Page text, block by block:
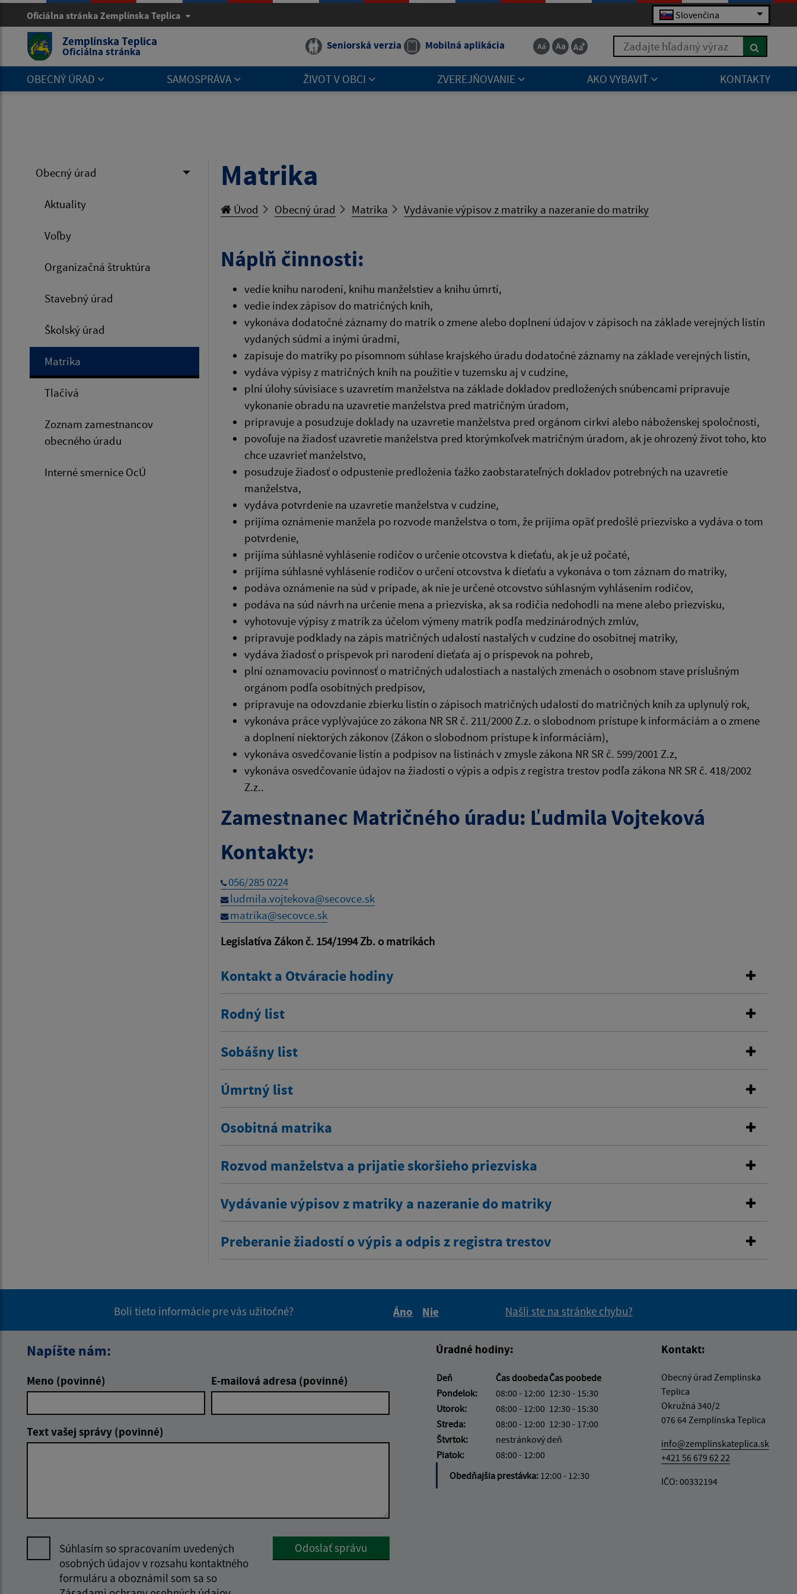
Oficiálna stránka Zemplínska Teplica Slovenčina
Zemplínska Teplica
Oficiálna stránka Seniorská verzia Mobilná aplikácia Zadajte hľadaný výraz
OBECNÝ ÚRAD SAMOSPRÁVA ŽIVOT V OBCI ZVEREJŇOVANIE AKO VYBAVIŤ KONTAKTY
Obecný úrad
Aktuality
Voľby
Organizačná štruktúra
Stavebný úrad
Školský úrad
Matrika
Tlačivá
Zoznam zamestnancov
obecného úradu
Interné smernice OcÚ
Matrika
Úvod Obecný úrad Matrika Vydávanie výpisov z matriky a nazeranie do matriky
Náplň činnosti:
vedie knihu narodení, knihu manželstiev a knihu úmrtí,
vedie index zápisov do matričných kníh,
vykonáva dodatočné záznamy do matrík o zmene alebo doplnení údajov v zápisoch na základe verejných listín
vydaných súdmi a inými úradmi,
zapisuje do matriky po písomnom súhlase krajského úradu dodatočné záznamy na základe verejných listín,
vydáva výpisy z matričných kníh na použitie v tuzemsku aj v cudzine,
plní úlohy súvisiace s uzavretím manželstva na základe dokladov predložených snúbencami pripravuje
vykonanie obradu na uzavretie manželstva pred matričným úradom,
pripravuje a posudzuje doklady na uzavretie manželstva pred orgánom cirkvi alebo náboženskej spoločnosti,
povoľuje na žiadosť uzavretie manželstva pred ktorýmkoľvek matričným úradom, ak je ohrozený život toho, kto
chce uzavrieť manželstvo,
posudzuje žiadosť o odpustenie predloženia ťažko zaobstarateľných dokladov potrebných na uzavretie
manželstva,
vydáva potvrdenie na uzavretie manželstva v cudzine,
prijíma oznámenie manžela po rozvode manželstva o tom, že prijíma opäť predošlé priezvisko a vydáva o tom
potvrdenie,
prijíma súhlasné vyhlásenie rodičov o určenie otcovstva k dieťaťu, ak je už počaté,
prijíma súhlasné vyhlásenie rodičov o určení otcovstva k dieťaťu a vykonáva o tom záznam do matriky,
podáva oznámenie na súd v prípade, ak nie je určené otcovstvo súhlasným vyhlásením rodičov,
podáva na súd návrh na určenie mena a priezviska, ak sa rodičia nedohodli na mene alebo priezvisku,
vyhotovuje výpisy z matrík za účelom výmeny matrík podľa medzinárodných zmlúv,
pripravuje podklady na zápis matričných udalostí nastalých v cudzine do osobitnej matriky,
vydáva žiadosť o príspevok pri narodení dieťaťa aj o príspevok na pohreb,
plní oznamovaciu povinnosť o matričných udalostiach a nastalých zmenách o osobnom stave príslušným
orgánom podľa osobitných predpisov,
pripravuje na odovzdanie zbierku listín o zápisoch matričných udalostí do matričných kníh za uplynulý rok,
vykonáva práce vyplývajúce zo zákona NR SR č. 211/2000 Z.z. o slobodnom prístupe k informáciám a o zmene
a doplnení niektorých zákonov (Zákon o slobodnom prístupe k informáciám),
vykonáva osvedčovanie listín a podpisov na listinách v zmysle zákona NR SR č. 599/2001 Z.z,
vykonáva osvedčovanie údajov na žiadosti o výpis a odpis z registra trestov podľa zákona NR SR č. 418/2002
Z.z..
Zamestnanec Matričného úradu: Ľudmila Vojteková
Kontakty:
056/285 0224
ludmila.vojtekova@secovce.sk
matrika@secovce.sk
Legislatíva Zákon č. 154/1994 Zb. o matrikách
Kontakt a Otváracie hodiny
Rodný list
Sobášny list
Úmrtný list
Osobitná matrika
Rozvod manželstva a prijatie skoršieho priezviska
Vydávanie výpisov z matriky a nazeranie do matriky
Preberanie žiadostí o výpis a odpis z registra trestov
Boli tieto informácie pre vás užitočné?
Áno
Nie
Našli ste na stránke chybu?
Napíšte nám:
Meno (povinné) E-mailová adresa (povinné)
Text vašej správy (povinné)
Súhlasím so spracovaním uvedených
osobných údajov v rozsahu kontaktného
formuláru a oboznámil som sa so
Odoslať správu
Úradné hodiny:
Deň Čas doobedaČas poobede
Pondelok:
08:00 - 12:00 12:30 - 15:30
Utorok:
08:00 - 12:00 12:30 - 15:30
Streda:
08:00 - 12:00 12:30 - 17:00
Štvrtok:
nestránkový deň
Piatok:
08:00 - 12:00
Obedňajšia prestávka: 12:00 - 12:30
Kontakt:
Obecný úrad Zemplínska
Teplica
Okružná 340/2
076 64 Zemplínska Teplica
info@zemplinskateplica.sk
+421 56 679 62 22
IČO: 00332194